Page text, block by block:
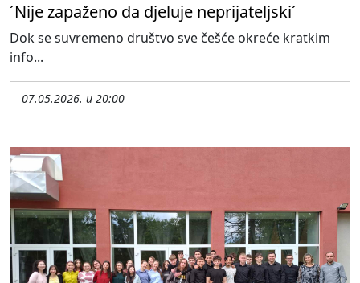
´Nije zapaženo da djeluje neprijateljski´
Dok se suvremeno društvo sve češće okreće kratkim
info...
07.05.2026. u 20:00